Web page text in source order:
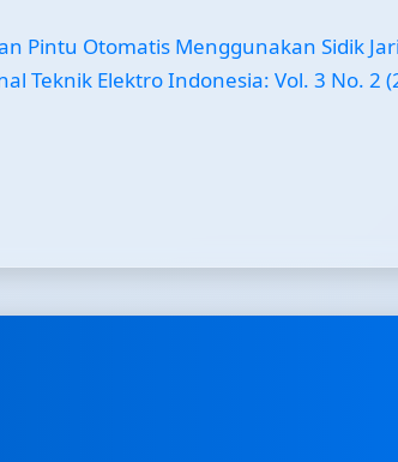
Pintu Otomatis Menggunakan Sidik Jari
Teknik Elektro Indonesia: Vol. 3 No. 2